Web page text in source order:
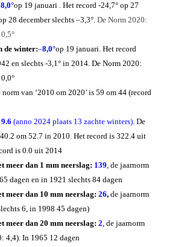
8,0°op 19 januari . Het record -24,7° op 27
28 december slechts –3,3°. De Norm 2020:
de winter:–8,0°op 19 januari. Het record
en slechts -3,1° in 2014. De Norm 2020:
norm van ‘2010 om 2020’ is 59 om 44 (record
9.6 (anno 2024 plaats 13 zachte winters). De
om 52.7 in 2010. Het record is 322.4 uit
is 0.0 uit 2014
meer dan 1 mm neerslag: 139, de jaarnorm
dagen en in 1921 slechts 84 dagen
meer dan 10 mm neerslag: 26, de jaarnorm
6, in 1998 45 dagen)
meer dan 20 mm neerslag: 2, de jaarnorm
4,4). In 1965 12 dagen